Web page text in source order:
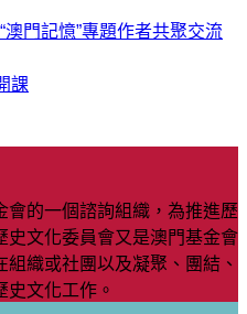
門記憶”專題作者共聚交流
課
會的一個諮詢組織，為推進歷
史文化委員會又是澳門基金會
織或社團以及凝聚、團結、
文化工作。